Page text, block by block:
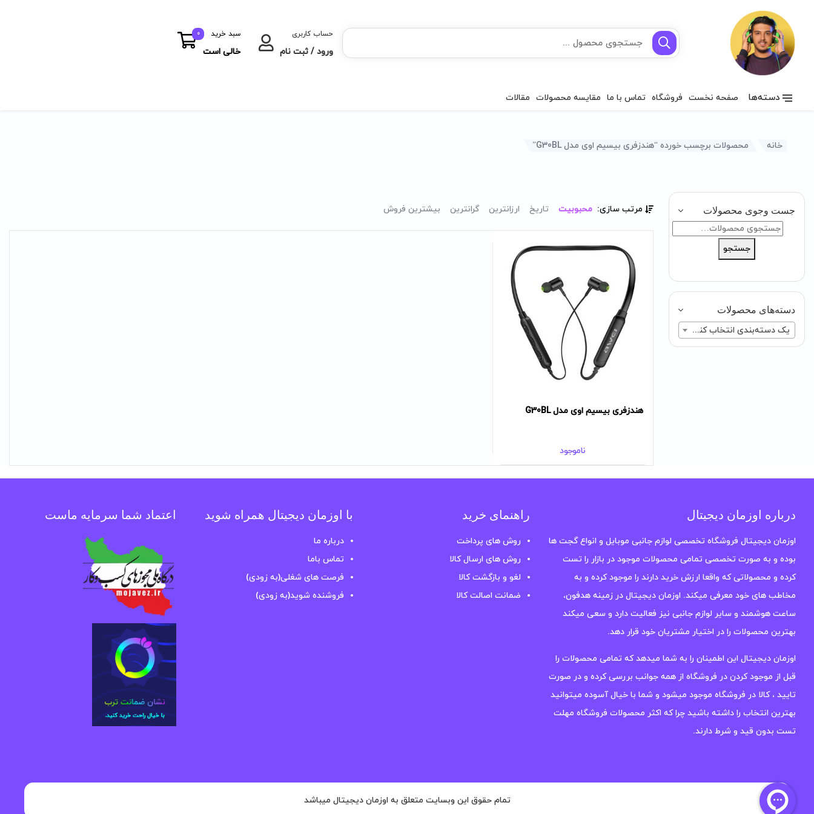
حساب کاربری
ورود / ثبت نام
سبد خرید
خالی است
0
دسته‌ها صفحه نخست فروشگاه تماس با ما مقایسه محصولات مقالات
خانه محصولات برچسب خورده “هندزفری بیسیم اوی مدل G30BL”
جست وجوی محصولات
جستجو
جستجو
دسته‌های محصولات
یک دسته‌بندی انتخاب کنید
مرتب سازی: محبوبیت تاریخ ارزانترین گرانترین بیشترین فروش
هندزفری بیسیم اوی مدل G30BL
ناموجود
درباره اوزمان دیجیتال
اوزمان دیجیتال فروشگاه تخصصی لوازم جانبی موبایل و انواع گجت ها
بوده و به صورت تخصصی تمامی محصولات موجود در بازار را تست
کرده و محصولاتی که واقعا ارزش خرید دارند را موجود کرده و به
مخاطب های خود معرفی میکند. اوزمان دیجیتال در زمینه هدفون،
ساعت هوشمند و سایر لوازم جانبی نیز فعالیت دارد و سعی میکند
بهترین محصولات را در اختیار مشتریان خود قرار دهد.
اوزمان دیجیتال این اطمینان را به شما میدهد که تمامی محصولات را
قبل از موجود کردن در فروشگاه از همه جوانب بررسی کرده و در صورت
تایید ، کالا در فروشگاه موجود میشود و شما با خیال آسوده میتوانید
بهترین انتخاب را داشته باشید چرا که اکثر محصولات فروشگاه مهلت
تست بدون قید و شرط دارند.
راهنمای خرید
روش های پرداخت
روش های ارسال کالا
لغو و بازگشت کالا
ضمانت اصالت کالا
با اوزمان دیجیتال همراه شوید
درباره ما
تماس باما
فرصت های شغلی(به زودی)
فروشنده شوید(به زودی)
اعتماد شما سرمایه ماست
تمام حقوق این وبسایت متعلق به اوزمان دیجیتال میباشد